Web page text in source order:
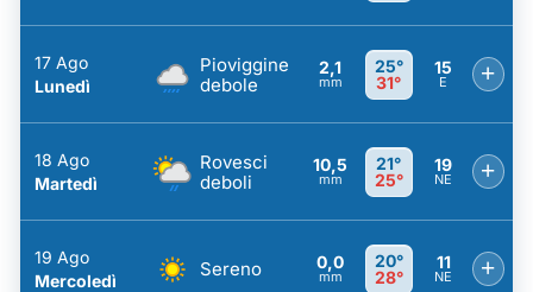
17 Ago
Lunedì
Pioviggine
debole
2,1
mm
25°
31°
15
E +
18 Ago
Martedì
Rovesci
deboli
10,5
mm
21°
25°
19
NE +
19 Ago
Mercoledì
Sereno 0,0
mm
20°
28°
11
NE +